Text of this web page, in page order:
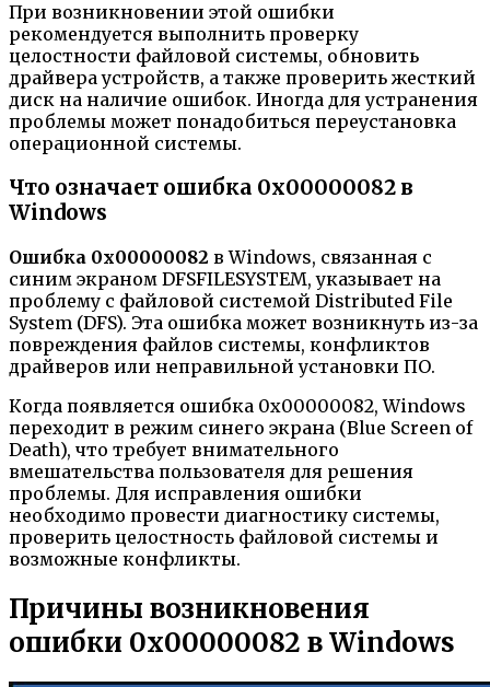
При возникновении этой ошибки
рекомендуется выполнить проверку
целостности файловой системы, обновить
драйвера устройств, а также проверить жесткий
диск на наличие ошибок. Иногда для устранения
проблемы может понадобиться переустановка
операционной системы.
Что означает ошибка 0x00000082 в
Windows
Ошибка 0x00000082 в Windows, связанная с
синим экраном DFSFILESYSTEM, указывает на
проблему с файловой системой Distributed File
System (DFS). Эта ошибка может возникнуть из-за
повреждения файлов системы, конфликтов
драйверов или неправильной установки ПО.
Когда появляется ошибка 0x00000082, Windows
переходит в режим синего экрана (Blue Screen of
Death), что требует внимательного
вмешательства пользователя для решения
проблемы. Для исправления ошибки
необходимо провести диагностику системы,
проверить целостность файловой системы и
возможные конфликты.
Причины возникновения
ошибки 0x00000082 в Windows